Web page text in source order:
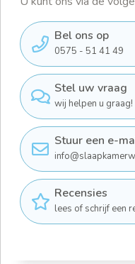
Bel ons op
0575 - 51 41 49
Stel uw vraag
wij helpen u graag!
Stuur een e-
Recensies
lees of schrijf een